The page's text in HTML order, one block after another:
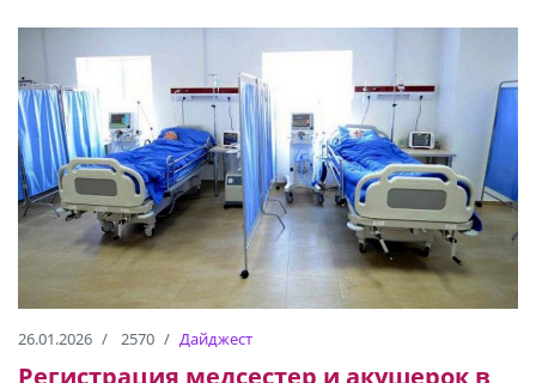
26.01.2026 2570 Дайджест
Регистрация медсестер и акушерок в